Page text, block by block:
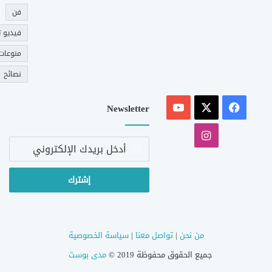
فن
فيديو
نصائح
فيسبوك
‫YouTube
انستقرام
Newsletter
أدخل
الإلكتروني
من نحن |تواصل معنا |سياسة الخصوصية
جميع الحقوق محفوظة 2019 ©
مدى بوست